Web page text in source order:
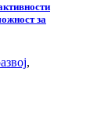
за
,